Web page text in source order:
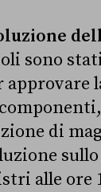
sono
approvare
di
alle ore